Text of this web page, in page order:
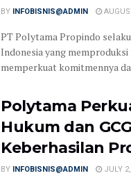
BY INFOBISNIS@ADMIN
PT Polytama Propindo
Indonesia yang
memperkuat komitmennya
Polytama
Hukum dan
Keberhasilan
BY INFOBISNIS@ADMIN JULY